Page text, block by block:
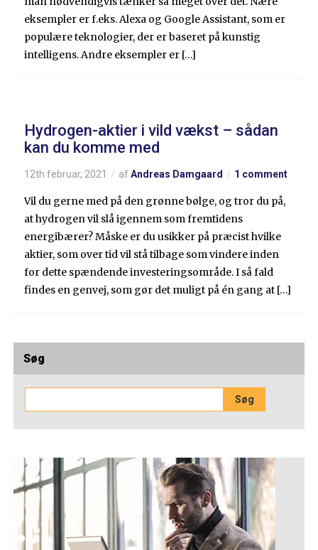
eksempler er f.eks. Alexa og Google Assistant, som er
populære teknologier, der er baseret på kunstig
intelligens. Andre eksempler er […]
Hydrogen-aktier i vild vækst – sådan
kan du komme med
12th februar, 2021 afAndreas Damgaard 1 comment
Vil du gerne med på den grønne bølge, og tror du på,
at hydrogen vil slå igennem som fremtidens
energibærer? Måske er du usikker på præcist hvilke
aktier, som over tid vil stå tilbage som vindere inden
for dette spændende investeringsområde. I så fald
findes en genvej, som gør det muligt på én gang at […]
Søg